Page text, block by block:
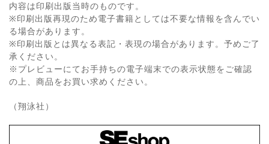
内容は印刷出版当時のものです。
※印刷出版再現のため電子書籍としては不要な情報を含んでい
る場合があります。
※印刷出版とは異なる表記・表現の場合があります。予めご了
承ください。
※プレビューにてお手持ちの電子端末での表示状態をご確認
の上、商品をお買い求めください。
（翔泳社）